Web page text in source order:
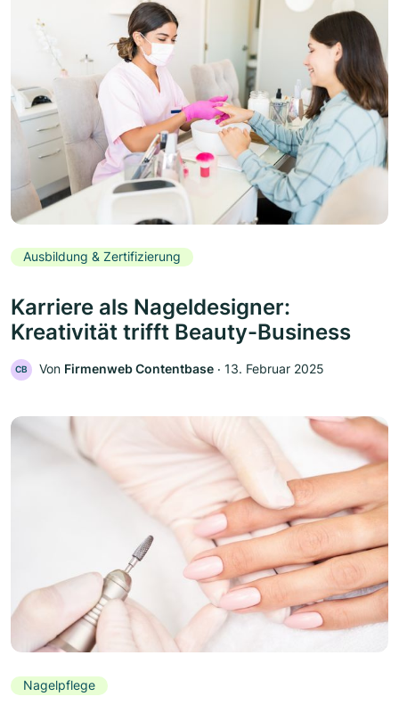
Ausbildung & Zertifizierung
Karriere als Nageldesigner:
Kreativität trifft Beauty-Business
CB Von Firmenweb Contentbase ‧ 13. Februar 2025
Nagelpflege